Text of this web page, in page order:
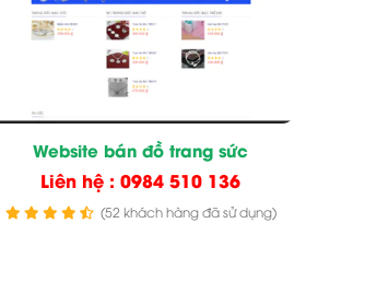
Website bán đồ trang sức
Liên hệ : 0984 510 136
(52 khách hàng đã sử dụng)